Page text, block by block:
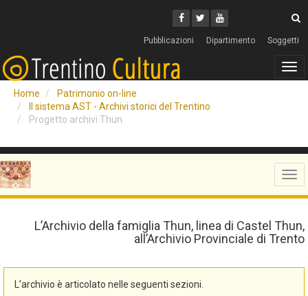
Facebook
Twitter
Youtube
Pubblicazioni Dipartimento Soggetti
Home
Patrimonio on-line
Il sistema AST - Archivi storici del Trentino
Progetto archivi Thun
L’Archivio della famiglia Thun, linea di Castel Thun,
all’Archivio Provinciale di Trento
L’archivio è articolato nelle seguenti sezioni.